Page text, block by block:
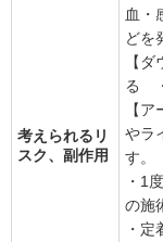
考えられるリ
スク、副作用
血・
どを
【
る
【
やラ
す。
・1
の施
・